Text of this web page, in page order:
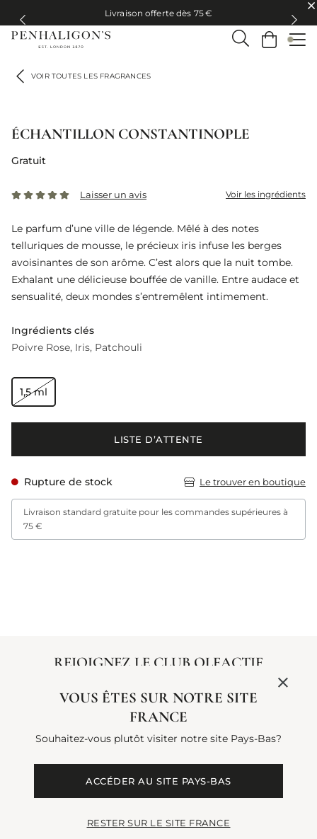
Livraison offerte dès 75 €
Livraison offerte dès 75 €
VOIR TOUTES LES FRAGRANCES
ÉCHANTILLON CONSTANTINOPLE
Gratuit
Laisser un avis Voir les ingrédients
Le parfum d’une ville de légende. Mêlé à des notes
telluriques de mousse, le précieux iris infuse les berges
avoisinantes de son arôme. C’est alors que la nuit tombe.
Exhalant une délicieuse bouffée de vanille. Entre audace et
sensualité, deux mondes s’entremêlent intimement.
Ingrédients clés
Poivre Rose Iris Patchouli
1,5 ml
LISTE D’ATTENTE
Rupture de stock Le trouver en boutique
Livraison standard gratuite pour les commandes supérieures à
75 €
REJOIGNEZ LE CLUB OLFACTIF
Devenez membre de The Olfactive Society en vous
inscrivant à la newsletter et profitez de 15 %* offerts sur
votre première commande, ainsi que les dernières
actualités, offres et cadeaux directement dans votre
exceptionnel ne passe pas inaperçu, vous savez...
En m’abonnant, j’accepte de recevoir les
VOUS ÊTES SUR NOTRE SITE
FRANCE
Souhaitez-vous plutôt visiter notre site Pays-Bas?
ACCÉDER AU SITE PAYS-BAS
RESTER SUR LE SITE FRANCE